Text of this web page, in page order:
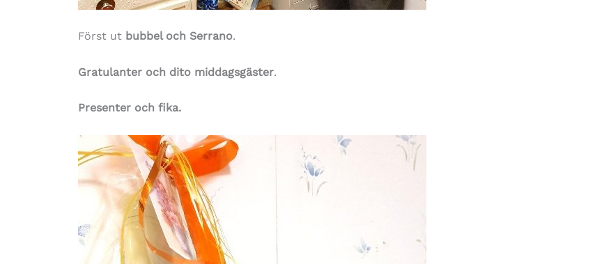
Först ut bubbel och Serrano.
Gratulanter och dito middagsgäster.
Presenter och fika.